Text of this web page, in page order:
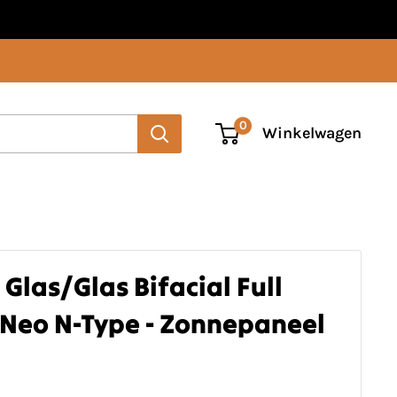
0 Winkelwagen
Glas/Glas Bifacial Full
N-Type - Zonnepaneel